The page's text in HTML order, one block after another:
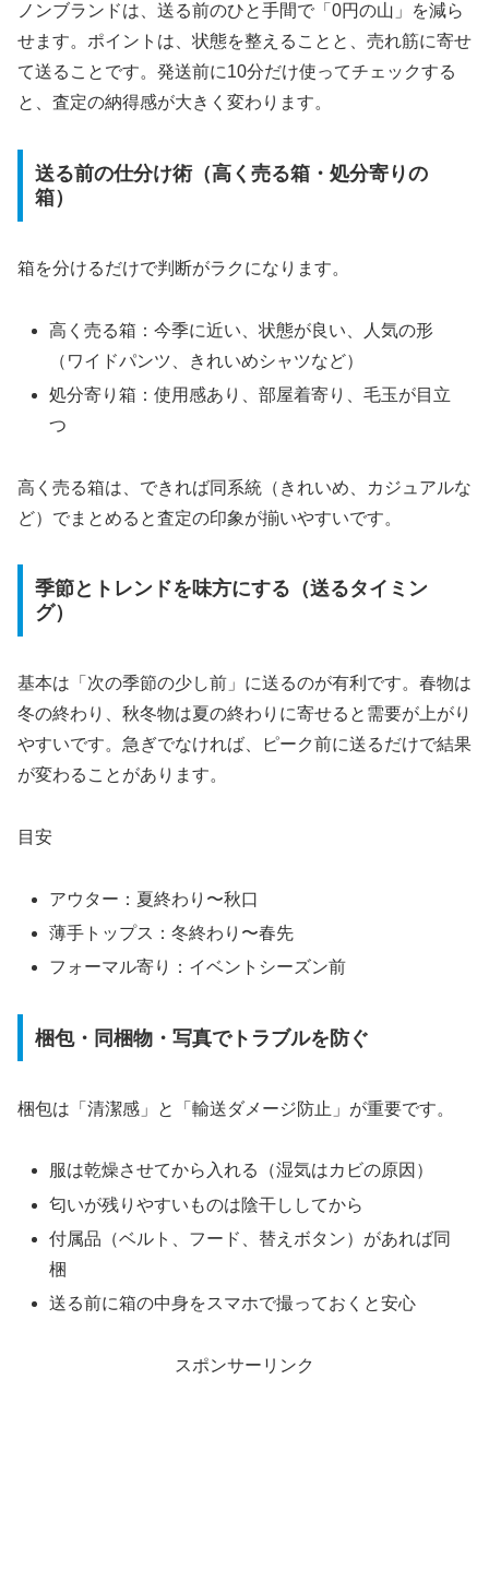
ノンブランドは、送る前のひと手間で「0円の山」を減ら
せます。ポイントは、状態を整えることと、売れ筋に寄せ
て送ることです。発送前に10分だけ使ってチェックする
と、査定の納得感が大きく変わります。
送る前の仕分け術（高く売る箱・処分寄りの
箱）
箱を分けるだけで判断がラクになります。
高く売る箱：今季に近い、状態が良い、人気の形
（ワイドパンツ、きれいめシャツなど）
処分寄り箱：使用感あり、部屋着寄り、毛玉が目立
つ
高く売る箱は、できれば同系統（きれいめ、カジュアルな
ど）でまとめると査定の印象が揃いやすいです。
季節とトレンドを味方にする（送るタイミン
グ）
基本は「次の季節の少し前」に送るのが有利です。春物は
冬の終わり、秋冬物は夏の終わりに寄せると需要が上がり
やすいです。急ぎでなければ、ピーク前に送るだけで結果
が変わることがあります。
目安
アウター：夏終わり〜秋口
薄手トップス：冬終わり〜春先
フォーマル寄り：イベントシーズン前
梱包・同梱物・写真でトラブルを防ぐ
梱包は「清潔感」と「輸送ダメージ防止」が重要です。
服は乾燥させてから入れる（湿気はカビの原因）
匂いが残りやすいものは陰干ししてから
付属品（ベルト、フード、替えボタン）があれば同
梱
送る前に箱の中身をスマホで撮っておくと安心
スポンサーリンク